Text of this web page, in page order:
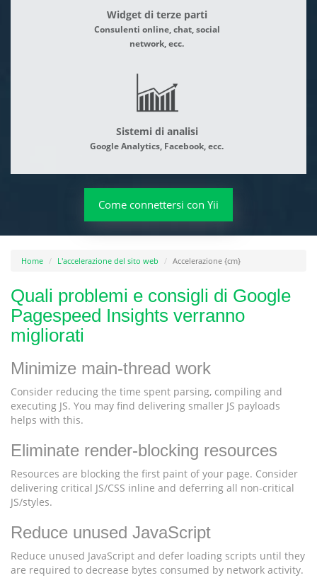
Widget di terze parti
Consulenti online, chat, social
network, ecc.
Sistemi di analisi
Google Analytics, Facebook, ecc.
Come connettersi con Yii
Home L'accelerazione del sito web Accelerazione {cm}
Quali problemi e consigli di Google
Pagespeed Insights verranno
migliorati
Minimize main-thread work
Consider reducing the time spent parsing, compiling and
executing JS. You may find delivering smaller JS payloads
helps with this.
Eliminate render-blocking resources
Resources are blocking the first paint of your page. Consider
delivering critical JS/CSS inline and deferring all non-critical
JS/styles.
Reduce unused JavaScript
Reduce unused JavaScript and defer loading scripts until they
are required to decrease bytes consumed by network activity.